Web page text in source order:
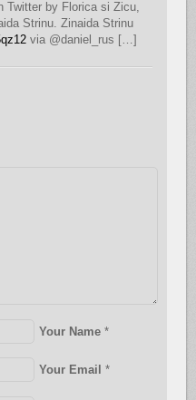
by Florica si Zicu,
Strinu. Zinaida Strinu
via @daniel_rus […]
Your Name *
Your Email *